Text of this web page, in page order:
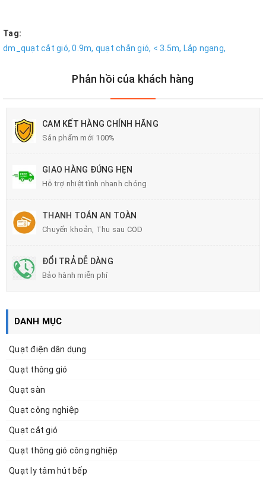
Tag:
dm_quạt cắt gió, 0.9m, quạt chắn gió, < 3.5m, Lắp ngang,
Phản hồi của khách hàng
CAM KẾT HÀNG CHÍNH HÃNG
Sản phẩm mới 100%
GIAO HÀNG ĐÚNG HẸN
Hỗ trợ nhiệt tình nhanh chóng
THANH TOÁN AN TOÀN
Chuyển khoản, Thu sau COD
ĐỔI TRẢ DỄ DÀNG
Bảo hành miễn phí
DANH MỤC
Quạt điện dân dụng
Quạt thông gió
Quạt sàn
Quạt công nghiệp
Quạt cắt gió
Quạt thông gió công nghiệp
Quạt ly tâm hút bếp